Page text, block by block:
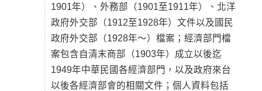
1901年）、外務部（1901至1911年）、北洋
政府外交部（1912至1928年）文件以及國民
政府外交部（1928年～）檔案；經濟部門檔
案包含自清末商部（1903年）成立以後迄
1949年中華民國各經濟部門，以及政府來台
以後各經濟部會的相關文件；個人資料包括